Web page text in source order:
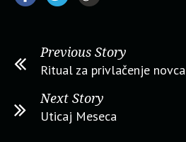
Previous Story
Ritual za privlačenje novca
Next Story
Uticaj Meseca